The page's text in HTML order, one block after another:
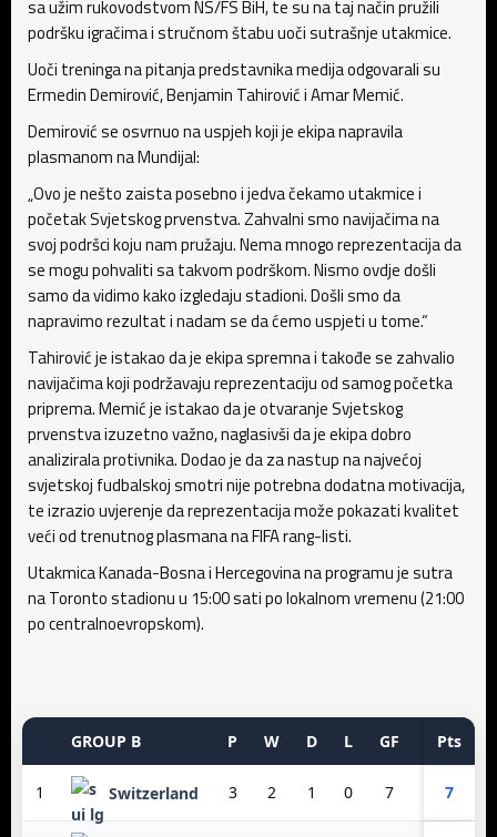
sa užim rukovodstvom NS/FS BiH, te su na taj način pružili
podršku igračima i stručnom štabu uoči sutrašnje utakmice.
Uoči treninga na pitanja predstavnika medija odgovarali su
Ermedin Demirović, Benjamin Tahirović i Amar Memić.
Demirović se osvrnuo na uspjeh koji je ekipa napravila
plasmanom na Mundijal:
„Ovo je nešto zaista posebno i jedva čekamo utakmice i
početak Svjetskog prvenstva. Zahvalni smo navijačima na
svoj podršci koju nam pružaju. Nema mnogo reprezentacija da
se mogu pohvaliti sa takvom podrškom. Nismo ovdje došli
samo da vidimo kako izgledaju stadioni. Došli smo da
napravimo rezultat i nadam se da ćemo uspjeti u tome.“
Tahirović je istakao da je ekipa spremna i takođe se zahvalio
navijačima koji podržavaju reprezentaciju od samog početka
priprema. Memić je istakao da je otvaranje Svjetskog
prvenstva izuzetno važno, naglasivši da je ekipa dobro
analizirala protivnika. Dodao je da za nastup na najvećoj
svjetskoj fudbalskoj smotri nije potrebna dodatna motivacija,
te izrazio uvjerenje da reprezentacija može pokazati kvalitet
veći od trenutnog plasmana na FIFA rang-listi.
Utakmica Kanada-Bosna i Hercegovina na programu je sutra
na Toronto stadionu u 15:00 sati po lokalnom vremenu (21:00
po centralnoevropskom).
GROUP B P W D L GF GA
Pts
1 Switzerland 3 2 1 0 7 7